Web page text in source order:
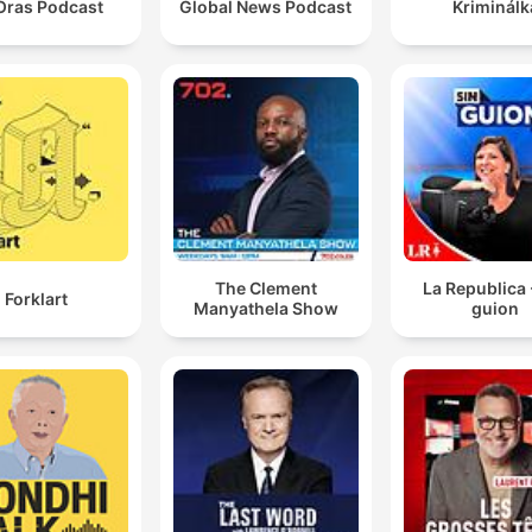
Podcast Global News Podcast
Forklart
The Clement
Manyathela Show
La Republica
guion